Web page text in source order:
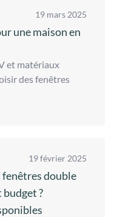
19 mars 2025
une maison en
et matériaux
des fenêtres
19 février 2025
double
?